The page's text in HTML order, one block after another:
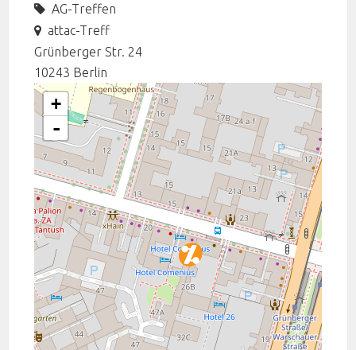
AG-Treffen
attac-Treff
Grünberger Str. 24
10243 Berlin
+
-